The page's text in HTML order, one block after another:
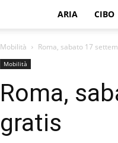
ARIA CIBO
Mobilità Roma, sabato 17
Mobilità
Roma,
gratis